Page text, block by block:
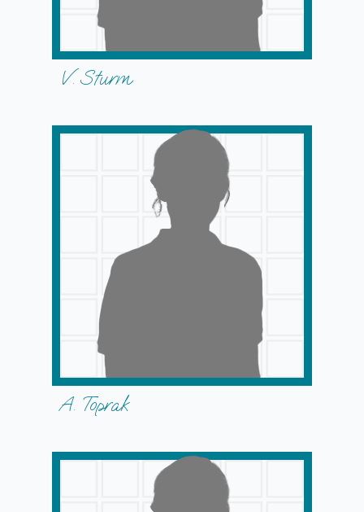
V. Sturm
A. Toprak